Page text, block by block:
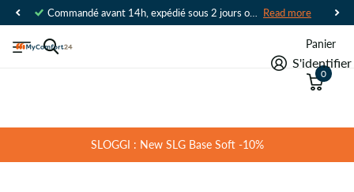
Read more
S'identifier
Panier
0
SLOGGI : New SLG Base Soft -10%